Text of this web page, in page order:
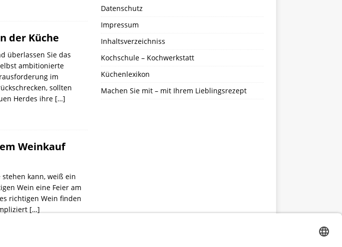
der Küche
überlassen Sie das
ambitionierte
im
sollten
Herdes ihre […]
Weinkauf
kann, weiß ein
Wein eine Feier am
richtigen Wein finden
[…]
Datenschutz
Impressum
Inhaltsverzeichniss
Kochschule – Kochwerkstatt
Küchenlexikon
Machen Sie mit – mit Ihrem Lieblingsrezept